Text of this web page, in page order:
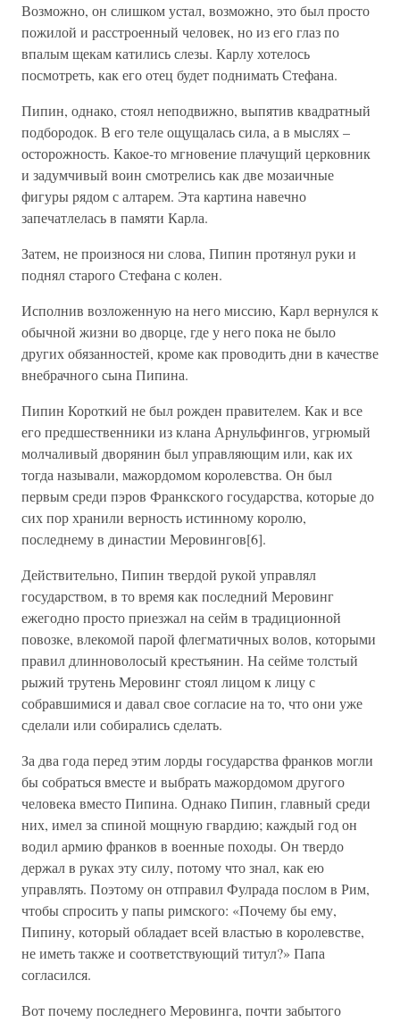
Возможно, он слишком устал, возможно, это был просто
пожилой и расстроенный человек, но из его глаз по
впалым щекам катились слезы. Карлу хотелось
посмотреть, как его отец будет поднимать Стефана.
Пипин, однако, стоял неподвижно, выпятив квадратный
подбородок. В его теле ощущалась сила, а в мыслях –
осторожность. Какое-то мгновение плачущий церковник
и задумчивый воин смотрелись как две мозаичные
фигуры рядом с алтарем. Эта картина навечно
запечатлелась в памяти Карла.
Затем, не произнося ни слова, Пипин протянул руки и
поднял старого Стефана с колен.
Исполнив возложенную на него миссию, Карл вернулся к
обычной жизни во дворце, где у него пока не было
других обязанностей, кроме как проводить дни в качестве
внебрачного сына Пипина.
Пипин Короткий не был рожден правителем. Как и все
его предшественники из клана Арнульфингов, угрюмый
молчаливый дворянин был управляющим или, как их
тогда называли, мажордомом королевства. Он был
первым среди пэров Франкского государства, которые до
сих пор хранили верность истинному королю,
последнему в династии Меровингов[6].
Действительно, Пипин твердой рукой управлял
государством, в то время как последний Меровинг
ежегодно просто приезжал на сейм в традиционной
повозке, влекомой парой флегматичных волов, которыми
правил длинноволосый крестьянин. На сейме толстый
рыжий трутень Меровинг стоял лицом к лицу с
собравшимися и давал свое согласие на то, что они уже
сделали или собирались сделать.
За два года перед этим лорды государства франков могли
бы собраться вместе и выбрать мажордомом другого
человека вместо Пипина. Однако Пипин, главный среди
них, имел за спиной мощную гвардию; каждый год он
водил армию франков в военные походы. Он твердо
держал в руках эту силу, потому что знал, как ею
управлять. Поэтому он отправил Фулрада послом в Рим,
чтобы спросить у папы римского: «Почему бы ему,
Пипину, который обладает всей властью в королевстве,
не иметь также и соответствующий титул?» Папа
согласился.
Вот почему последнего Меровинга, почти забытого